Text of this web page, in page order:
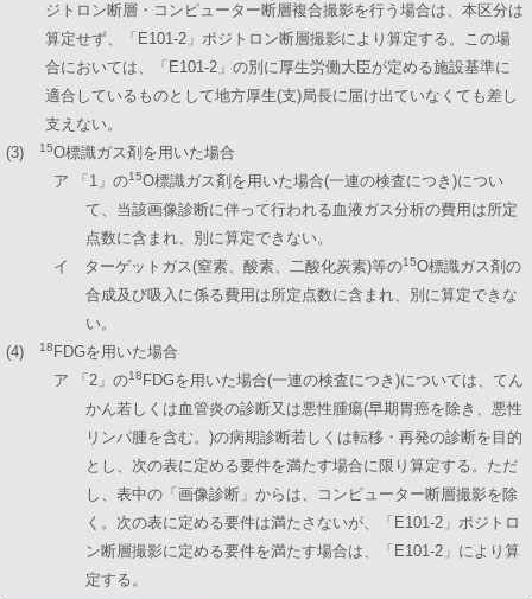
ジトロン断層・コンピューター断層複合撮影を行う場合は、本区分は
算定せず、「E101-2」ポジトロン断層撮影により算定する。この場
合においては、「E101-2」の別に厚生労働大臣が定める施設基準に
適合しているものとして地方厚生(支)局長に届け出ていなくても差し
支えない。
(3)
15O標識ガス剤を用いた場合
ア 「1」の15O標識ガス剤を用いた場合(一連の検査につき)につい
て、当該画像診断に伴って行われる血液ガス分析の費用は所定
点数に含まれ、別に算定できない。
イ ターゲットガス(窒素、酸素、二酸化炭素)等の15O標識ガス剤の
合成及び吸入に係る費用は所定点数に含まれ、別に算定できな
い。
(4)
18 FDGを用いた場合
ア 「2」の18 FDGを用いた場合(一連の検査につき)については、てん
かん若しくは血管炎の診断又は悪性腫瘍(早期胃癌を除き、悪性
リンパ腫を含む。)の病期診断若しくは転移・再発の診断を目的
とし、次の表に定める要件を満たす場合に限り算定する。ただ
し、表中の「画像診断」からは、コンピューター断層撮影を除
く。次の表に定める要件は満たさないが、「E101-2」ポジトロ
ン断層撮影に定める要件を満たす場合は、「E101-2」により算
定する。